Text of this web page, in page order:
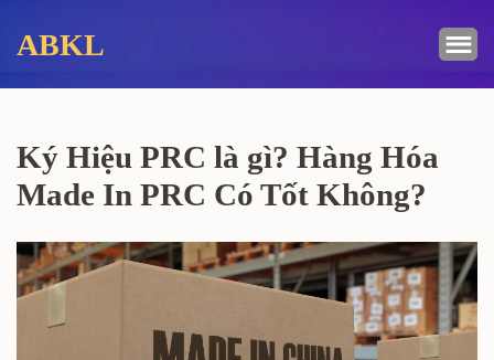
qua
dung
(ấn
ABKL
Ký Hiệu PRC là gì? Hàng Hóa
Made In PRC Có Tốt Không?